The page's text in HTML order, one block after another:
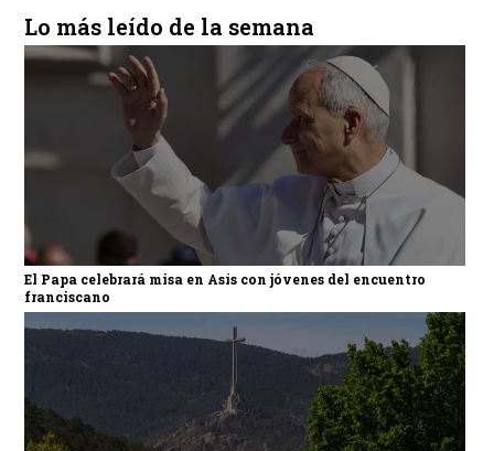
Lo más leído de la semana
El Papa celebrará misa en Asís con jóvenes del encuentro
franciscano